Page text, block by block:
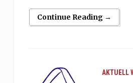
Continue Reading →
AKTUELL